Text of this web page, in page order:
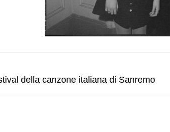
della canzone italiana di Sanremo